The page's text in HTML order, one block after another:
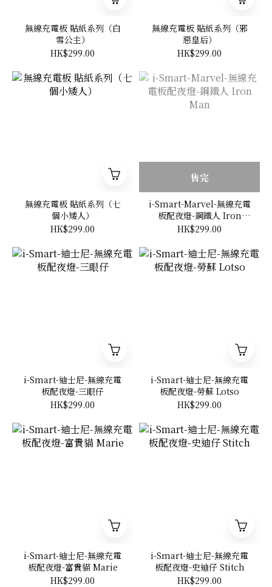
無線充電板 貼紙系列（白
雪公主）
HK$299.00
無線充電板 貼紙系列（邪
惡皇后）
HK$299.00
無線充電板 貼紙系列（七
個小矮人）
HK$299.00
售完
i-Smart-Marvel-無線充電
板配夜燈-鋼鐵人 Iron
Man
HK$299.00
i-Smart-迪士尼-無線充電
板配夜燈-三眼仔
HK$299.00
i-Smart-迪士尼-無線充電
板配夜燈-勞蘇 Lotso
HK$299.00
i-Smart-迪士尼-無線充電
板配夜燈-富貴貓 Marie
HK$299.00
i-Smart-迪士尼-無線充電
板配夜燈-史迪仔 Stitch
HK$299.00